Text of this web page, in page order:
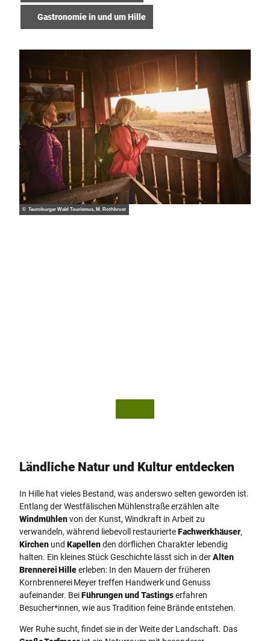
Gastronomie in und um Hille
© Teutoburger Wald Tourismus, M. Rothbrust
Ländliche Natur und Kultur entdecken
In Hille hat vieles Bestand, was anderswo selten geworden ist.
Entlang der Westfälischen Mühlenstraße erzählen alte
Windmühlenvon der Kunst, Windkraft in Arbeit zu
verwandeln, während liebevoll restaurierteFachwerkhäuser,
Kirchen und Kapellenden dörflichen Charakter lebendig
halten. Ein kleines Stück Geschichte lässt sich in derAlten
Brennerei Hilleerleben: In den Mauern der früheren
Kornbrennerei Meyer treffen Handwerk und Genuss
aufeinander. BeiFührungen und Tastingserfahren
Besucher*innen, wie aus Tradition feine Brände entstehen.
Wer Ruhe sucht, findet sie in der Weite der Landschaft. Das